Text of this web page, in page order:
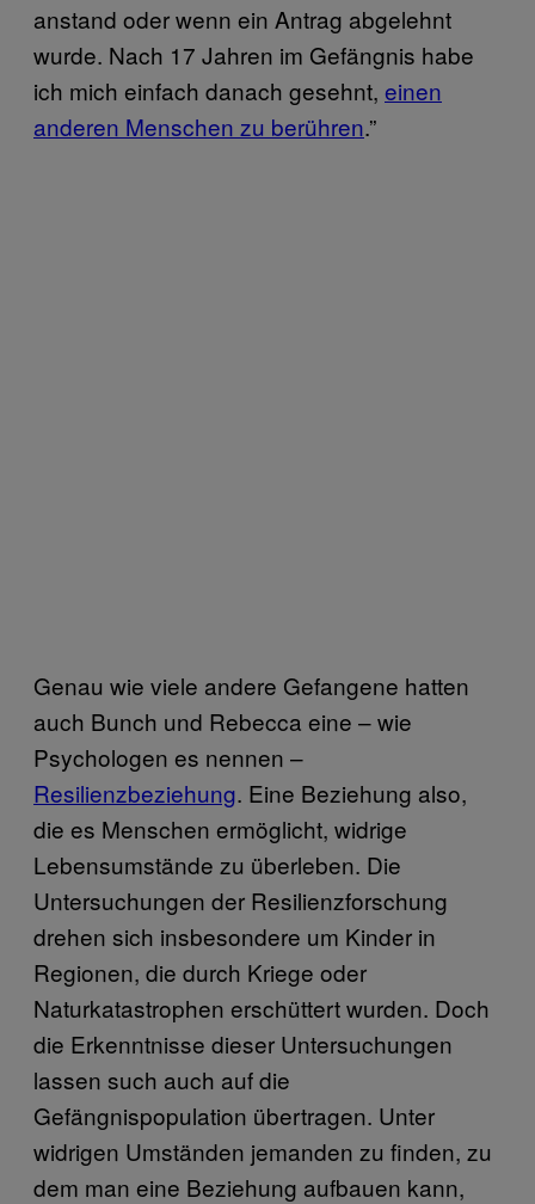
anstand oder wenn ein Antrag abgelehnt
wurde. Nach 17 Jahren im Gefängnis habe
ich mich einfach danach gesehnt, einen
anderen Menschen zu berühren.”
Genau wie viele andere Gefangene hatten
auch Bunch und Rebecca eine – wie
Psychologen es nennen –
Resilienzbeziehung. Eine Beziehung also,
die es Menschen ermöglicht, widrige
Lebensumstände zu überleben. Die
Untersuchungen der Resilienzforschung
drehen sich insbesondere um Kinder in
Regionen, die durch Kriege oder
Naturkatastrophen erschüttert wurden. Doch
die Erkenntnisse dieser Untersuchungen
lassen such auch auf die
Gefängnispopulation übertragen. Unter
widrigen Umständen jemanden zu finden, zu
dem man eine Beziehung aufbauen kann,